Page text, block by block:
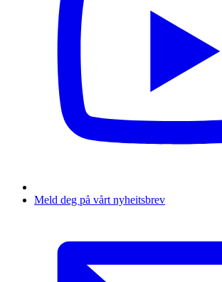
Meld deg på vårt nyheitsbrev